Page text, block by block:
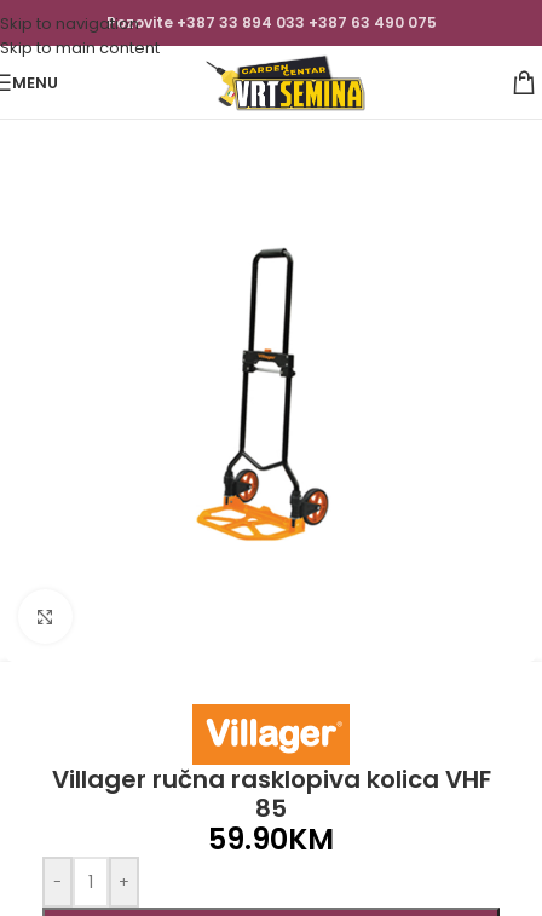
Skip to navigation
Skip to main content
Pozovite +387 33 894 033 +387 63 490 075
MENU
Villager ručna rasklopiva kolica VHF
85
59.90KM
- +